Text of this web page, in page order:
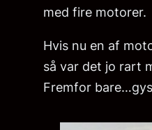
med fire motorer.
Hvis nu en af
så var det jo rart
Fremfor